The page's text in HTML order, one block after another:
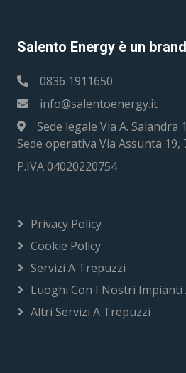
Salento Energy è un
0836 1911650
info@salentoenergy.it
Sede legale Via A. Salandra
Sede operativa Via Assunta 19,
P.IVA 04020220754
Privacy Policy
Cookie Policy
Servizi A Trepuzzi
Luoghi Con I Nostri Impianti
Altri Servizi A Trepuzzi